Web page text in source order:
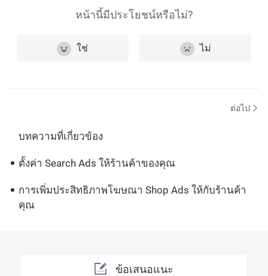
หน้านี้มีประโยชน์หรือไม่?
ใช่ ไม่
ต่อไป
บทความที่เกี่ยวข้อง
ตั้งค่า Search Ads ให้ร้านค้าของคุณ
การเพิ่มประสิทธิภาพโฆษณา Shop Ads ให้กับร้านค้า
คุณ
ข้อเสนอแนะ